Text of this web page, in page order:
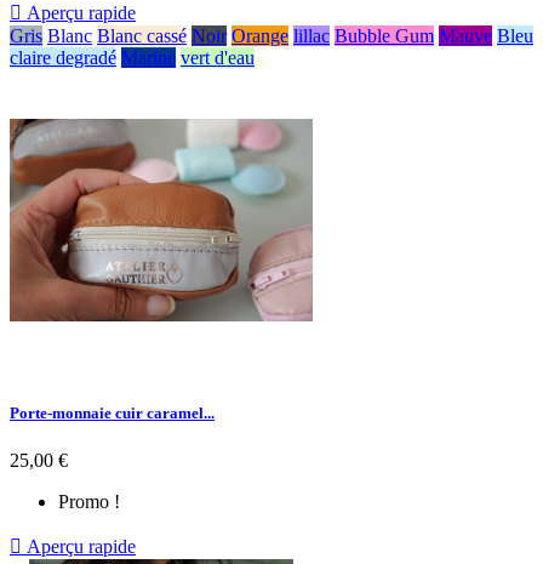
 Aperçu rapide
Gris Blanc Blanc cassé Noir Orange lillac Bubble Gum Mauve Bleu
claire degradé Marine vert d'eau
Porte-monnaie cuir caramel...
25,00 €
Promo !
 Aperçu rapide